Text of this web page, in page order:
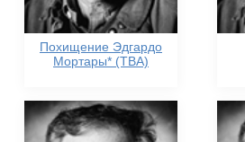
Похищение Эдгардо
Мортары* (TBA)